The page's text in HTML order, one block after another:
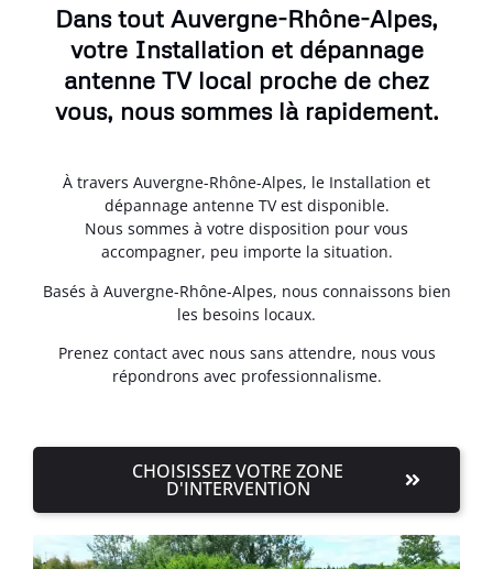
Dans tout Auvergne-Rhône-Alpes,
votre Installation et dépannage
antenne TV local proche de chez
vous, nous sommes là rapidement.
À travers Auvergne-Rhône-Alpes, le Installation et
dépannage antenne TV est disponible.
Nous sommes à votre disposition pour vous
accompagner, peu importe la situation.
Basés à Auvergne-Rhône-Alpes, nous connaissons bien
les besoins locaux.
Prenez contact avec nous sans attendre, nous vous
répondrons avec professionnalisme.
CHOISISSEZ VOTRE ZONE
D'INTERVENTION